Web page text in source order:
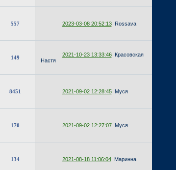
557 2023-03-08 20:52:13 Rossava
149 2021-10-23 13:33:46
Красовская
Настя
8451 2021-09-02 12:28:45 Муся
170 2021-09-02 12:27:07 Муся
134 2021-08-18 11:06:04 Маринна